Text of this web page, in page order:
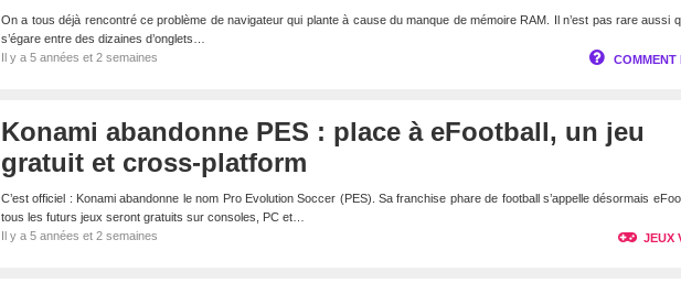
On a tous déjà rencontré ce problème de navigateur qui plante à cause du manque de mémoire RAM. Il n’est pas rare aussi
s’égare entre des dizaines d’onglets…
Il y a 5 années et 2 semaines
COMMENT
Konami abandonne PES : place à eFootball, un jeu
gratuit et cross-platform
C’est officiel : Konami abandonne le nom Pro Evolution Soccer (PES). Sa franchise phare de football s’appelle désormais
tous les futurs jeux seront gratuits sur consoles, PC et…
Il y a 5 années et 2 semaines
JEUX